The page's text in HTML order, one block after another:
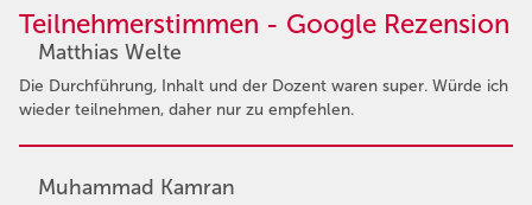
Teilnehmerstimmen - Google Rezension
Matthias Welte
Die Durchführung, Inhalt und der Dozent waren super. Würde ich
wieder teilnehmen, daher nur zu empfehlen.
Muhammad Kamran